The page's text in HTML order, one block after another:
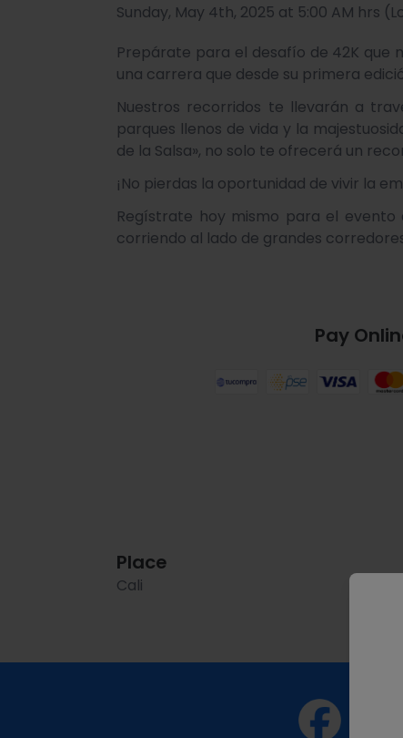
Sunday, May 4th, 2025 at 5:00 AM hrs
Prepárate para el desafío de 42K que
una carrera que desde su primera
Nuestros recorridos te llevarán a
parques llenos de vida y la
de la Salsa», no solo te ofrecerá un
¡No pierdas la oportunidad de vivir la
Regístrate hoy mismo para el
corriendo al lado de grandes
Pay
Place
Cali